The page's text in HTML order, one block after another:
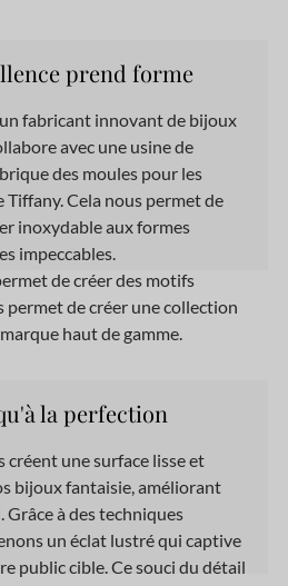
prend forme
fabricant innovant de bijoux
avecune usine de
des moules pour les
Cela nous permet de
inoxydable aux formes
impeccables.
de créer des motifs
permet de créer une collection
haut de gamme.
la perfection
créent une surface lisse et
bijoux fantaisie, améliorant
à des techniques
un éclat lustré qui captive
public cible. Ce souci du détail